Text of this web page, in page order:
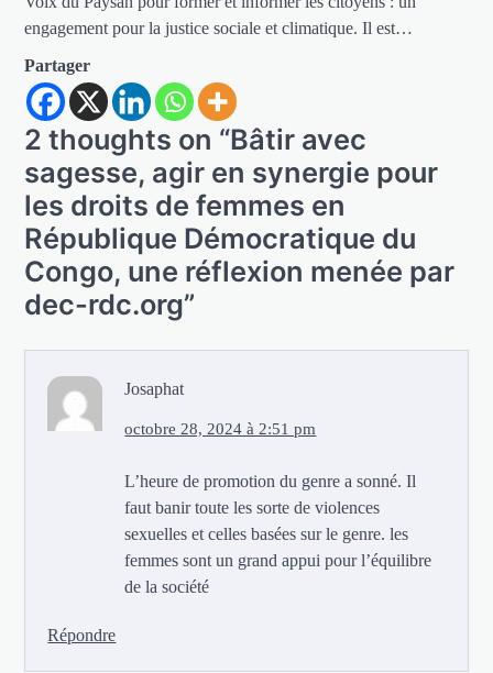
engagement pour la justice sociale et climatique. Il est…
Partager
2 thoughts on “Bâtir avec
sagesse, agir en synergie pour
les droits de femmes en
République Démocratique du
Congo, une réflexion menée par
dec-rdc.org”
Josaphat
octobre 28, 2024 à 2:51 pm
L’heure de promotion du genre a sonné. Il
faut banir toute les sorte de violences
sexuelles et celles basées sur le genre. les
femmes sont un grand appui pour l’équilibre
de la société
Répondre